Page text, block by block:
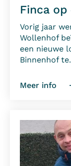
Finca
Vorig jaar
Wollenhof
een nieuwe
Binnenhof
Meer info